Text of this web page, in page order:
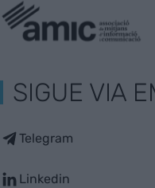
SIGUE VIA
Telegram
Linkedin